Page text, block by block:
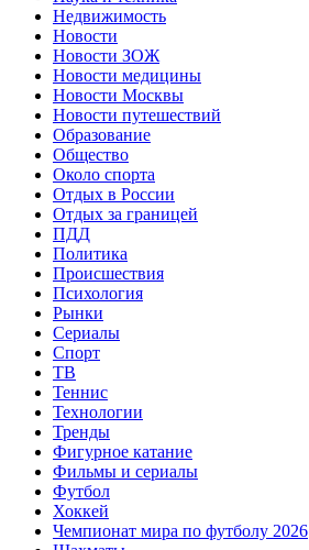
Недвижимость
Новости
Новости ЗОЖ
Новости медицины
Новости Москвы
Новости путешествий
Образование
Общество
Около спорта
Отдых в России
Отдых за границей
ПДД
Политика
Происшествия
Психология
Рынки
Сериалы
Спорт
ТВ
Теннис
Технологии
Тренды
Фигурное катание
Фильмы и сериалы
Футбол
Хоккей
Чемпионат мира по футболу 2026